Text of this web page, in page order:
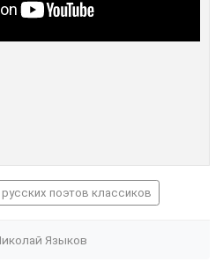
русских поэтов классиков
Языков